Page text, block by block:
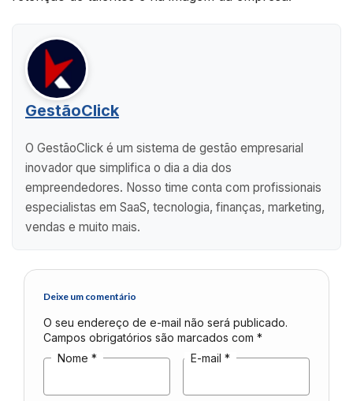
GestãoClick
O GestãoClick é um sistema de gestão empresarial
inovador que simplifica o dia a dia dos
empreendedores. Nosso time conta com profissionais
especialistas em SaaS, tecnologia, finanças, marketing,
vendas e muito mais.
Deixe um comentário
O seu endereço de e-mail não será publicado.
Campos obrigatórios são marcados com *
Nome * E-mail *